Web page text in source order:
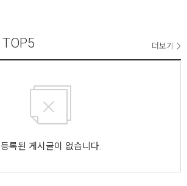
TOP5 더보기
등록된 게시글이 없습니다.